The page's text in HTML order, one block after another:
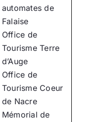
automates de
Falaise
Office de
Tourisme Terre
d’Auge
Office de
Tourisme Coeur
de Nacre
Mémorial de